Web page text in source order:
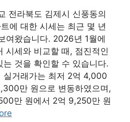
전라북도 김제시 신풍동의
에 대한 시세는 최근 몇 년
여왔습니다. 2026년 1월에
시세와 비교할 때, 점진적인
는 것을 확인할 수 있습니다.
실거래가는 최저 2억 4,000
만 원으로 변동하였으며,
만 원에서 2억 9,250만 원